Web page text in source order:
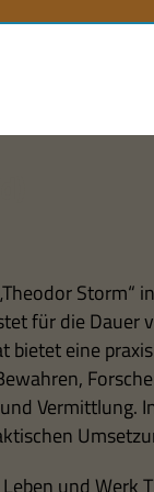
Storm“
für die Dauer
bie­tet eine
Ver­mitt­lung.
und Werk